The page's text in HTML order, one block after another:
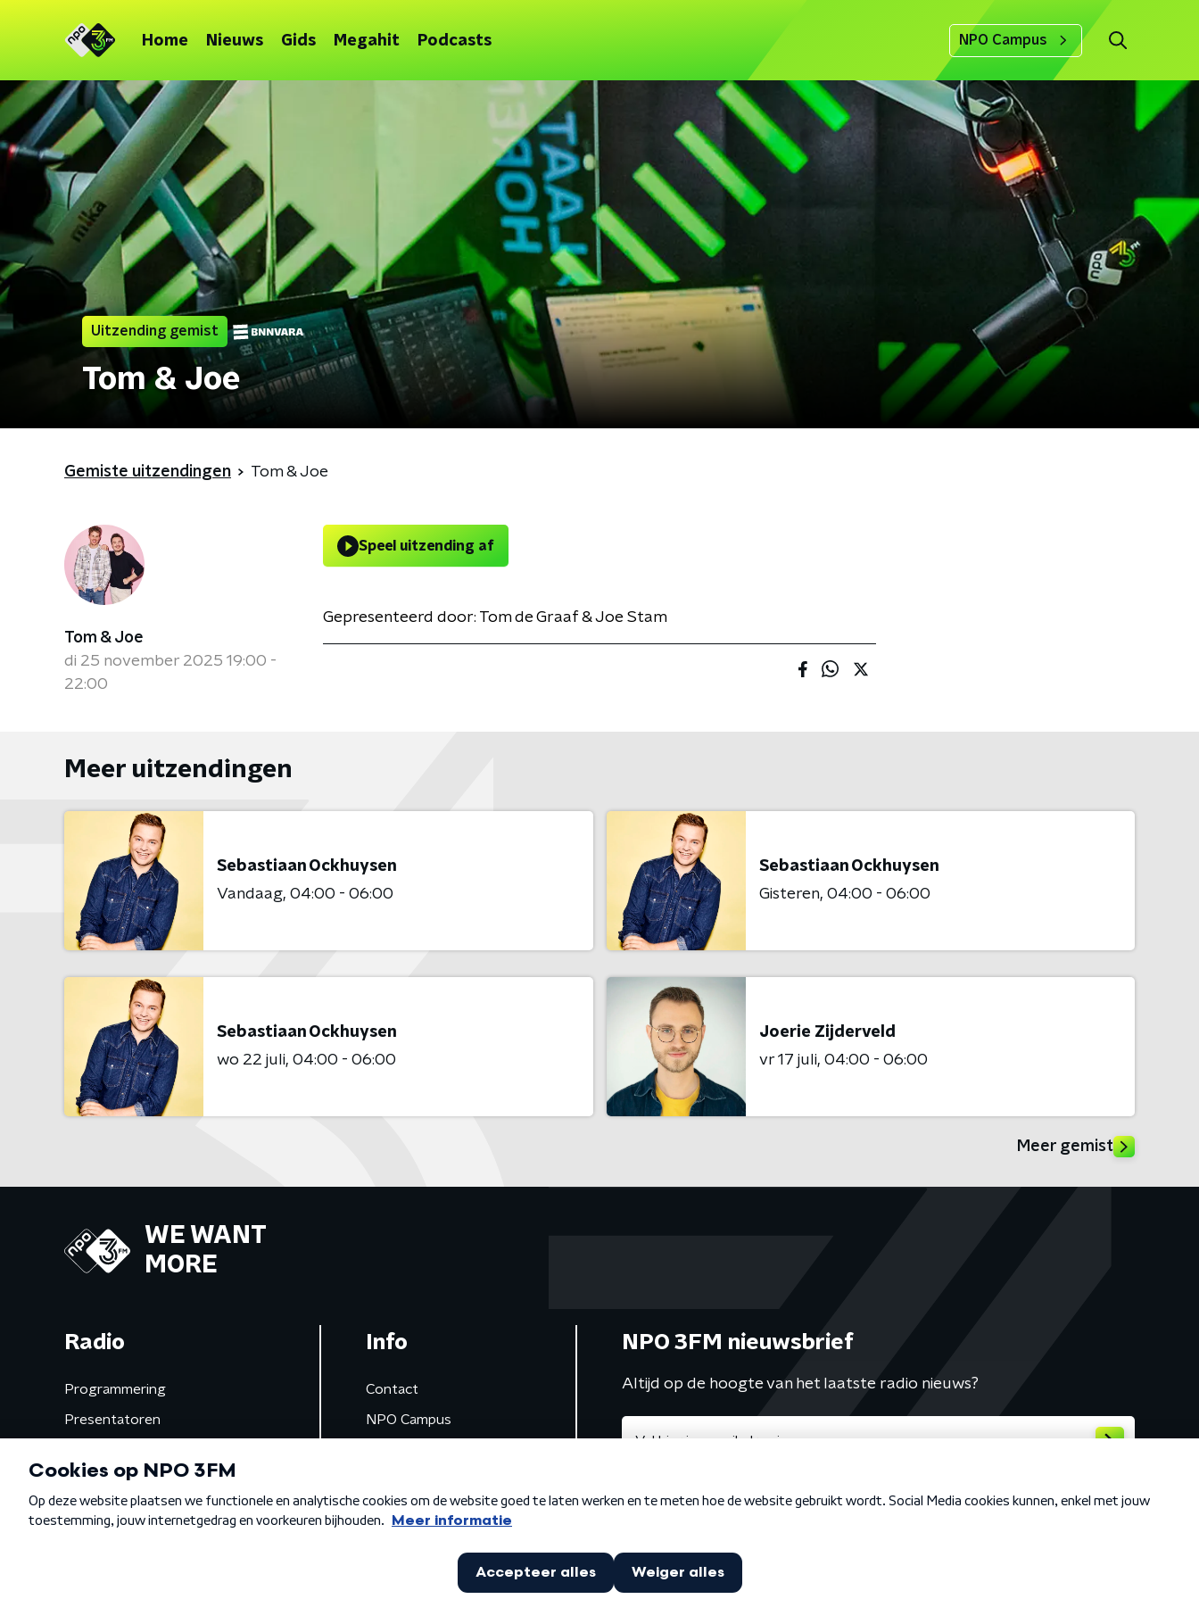
Home Nieuws Gids Megahit Podcasts NPO Campus
Uitzending gemist
Tom & Joe
Gemiste uitzendingen Tom & Joe
Tom & Joe
di 25 november 2025 19:00 -
22:00
Speel uitzending af
Gepresenteerd door: Tom de Graaf & Joe Stam
Meer uitzendingen
Sebastiaan Ockhuysen
Vandaag 04:00 - 06:00
Sebastiaan Ockhuysen
Gisteren 04:00 - 06:00
Sebastiaan Ockhuysen
wo 22 juli 04:00 - 06:00
Joerie Zijderveld
vr 17 juli 04:00 - 06:00
Meer gemist
WE WANT
MORE
Radio
Programmering
Presentatoren
Gemist
Info
Contact
NPO Campus
NPO 3FM nieuwsbrief
Altijd op de hoogte van het laatste radio nieuws?
Algemene voorwaarden Privacybeleid